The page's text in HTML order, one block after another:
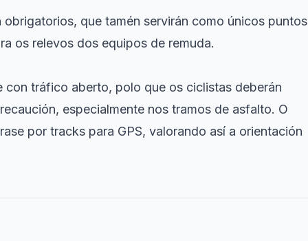
que tamén servirán como únicos puntos
os relevos dos equipos de remuda.
tráfico aberto, polo que os ciclistas deberán
especialmente nos tramos de asfalto. O
por tracks para GPS, valorando así a orientación